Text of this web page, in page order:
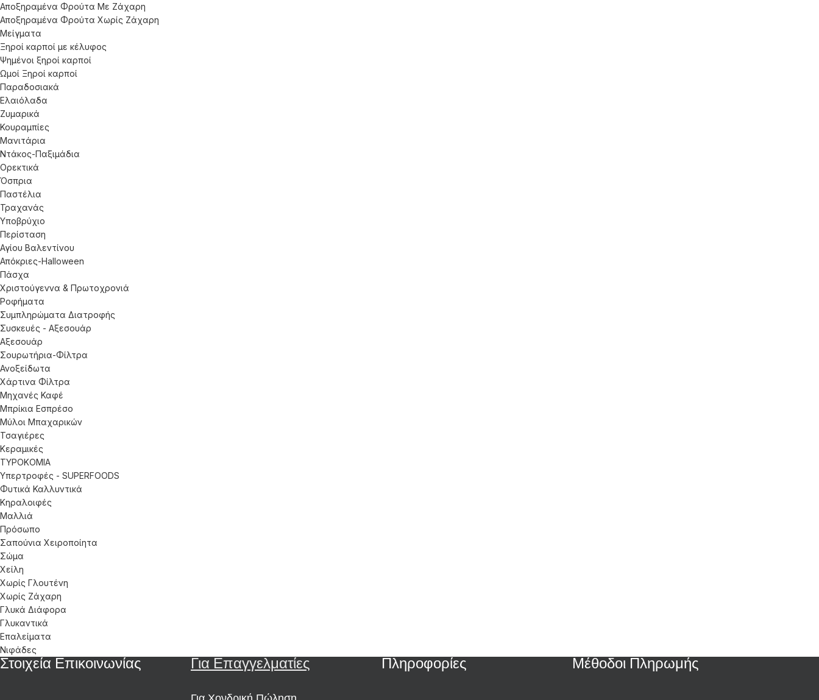
Αποξηραμένα Φρούτα Με Ζάχαρη
Αποξηραμένα Φρούτα Χωρίς Ζάχαρη
Μείγματα
Ξηροί καρποί με κέλυφος
Ψημένοι ξηροί καρποί
Ωμοί Ξηροί καρποί
Παραδοσιακά
Ελαιόλαδα
Ζυμαρικά
Κουραμπίες
Μανιτάρια
Ντάκος-Παξιμάδια
Ορεκτικά
Όσπρια
Παστέλια
Τραχανάς
Υποβρύχιο
Περίσταση
Αγίου Βαλεντίνου
Απόκριες-Halloween
Πάσχα
Χριστούγεννα & Πρωτοχρονιά
Ροφήματα
Συμπληρώματα Διατροφής
Συσκευές - Αξεσουάρ
Αξεσουάρ
Σουρωτήρια-Φίλτρα
Ανοξείδωτα
Χάρτινα Φίλτρα
Μηχανές Καφέ
Μπρίκια Εσπρέσο
Μύλοι Μπαχαρικών
Τσαγιέρες
Κεραμικές
ΤΥΡΟΚΟΜΙΑ
Υπερτροφές - SUPERFOODS
Φυτικά Καλλυντικά
Κηραλοιφές
Μαλλιά
Πρόσωπο
Σαπούνια Χειροποίητα
Σώμα
Χείλη
Χωρίς Γλουτένη
Χωρίς Ζάχαρη
Γλυκά Διάφορα
Γλυκαντικά
Επαλείματα
Νιφάδες
Στοιχεία Επικοινωνίας Για Επαγγελματίες Πληροφορίες Μέθοδοι Πληρωμής